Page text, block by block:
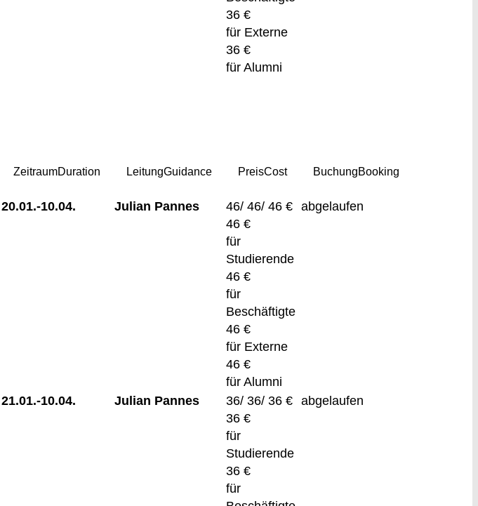
36 €
für Externe
36 €
für Alumni
ZeitraumDuration LeitungGuidance PreisCost BuchungBooking
20.01.-10.04. Julian Pannes
46/ 46/ 46 €
46 €
für
Studierende
46 €
für
Beschäftigte
46 €
für Externe
46 €
für Alumni
abgelaufen
21.01.-10.04. Julian Pannes
36/ 36/ 36 €
36 €
für
Studierende
36 €
für
abgelaufen